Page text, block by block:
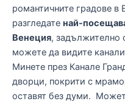
романтичните градове в
разгледате най-
Венеция, задължително
можете да видите
Минете през Канале
дворци, покрити с
оставят без думи.